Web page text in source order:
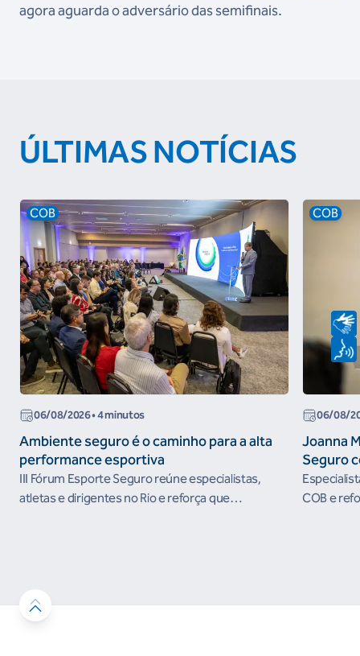
agora aguarda o adversário das semifinais.
ÚLTIMAS NOTÍCIAS
COB
06/08/2026• 4 minutos
Ambiente seguro é o caminho para a alta
performance esportiva
III Fórum Esporte Seguro reúne especialistas,
atletas e dirigentes no Rio e reforça que
COB
06/08/
Joanna
Seguro
COB e